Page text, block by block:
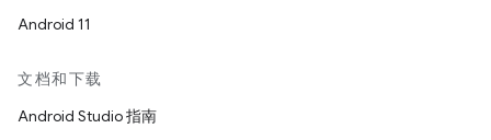
Android 11
文档和下载
Android Studio 指南